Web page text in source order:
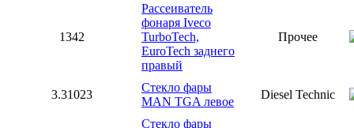
1342
Рассеиватель
фонаря Iveco
TurboTech,
EuroTech заднего
правый
Прочее
3.31023
Стекло фары
MAN TGA левое
Diesel Technic
Стекло фары